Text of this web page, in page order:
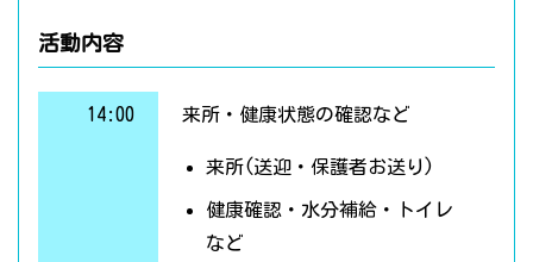
活動内容
14:00 来所・健康状態の確認など
来所(送迎・保護者お送り)
健康確認・水分補給・トイレ
など